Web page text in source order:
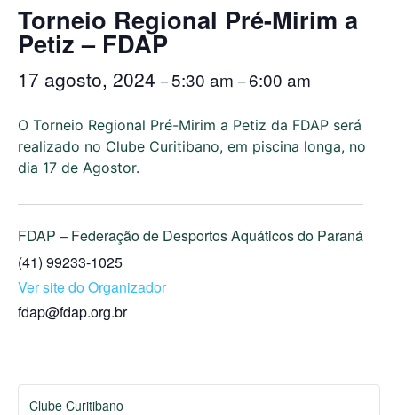
Torneio Regional Pré-Mirim a
Petiz – FDAP
17 agosto, 2024 –5:30 am –6:00 am
O Torneio Regional Pré-Mirim a Petiz da FDAP será
realizado no Clube Curitibano, em piscina longa, no
dia 17 de Agostor.
FDAP – Federação de Desportos Aquáticos do Paraná
(41) 99233-1025
Ver site do Organizador
fdap@fdap.org.br
Clube Curitibano